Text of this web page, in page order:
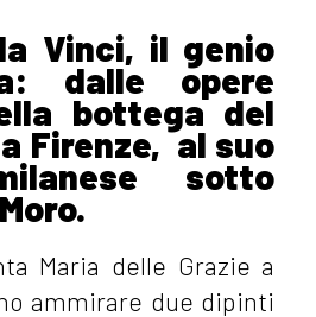
Vinci, il genio
dalle opere
bottega del
Firenze, al suo
sotto
Maria delle Grazie a
ammirare due dipinti